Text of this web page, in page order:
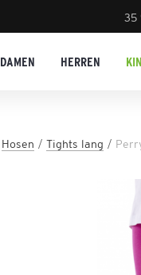
35
DAMEN HERREN
Hosen Tights lang